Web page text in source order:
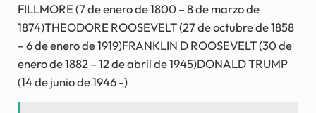
FILLMORE (7 de enero de 1800 – 8 de marzo de
1874)THEODORE ROOSEVELT (27 de octubre de 1858
– 6 de enero de 1919)FRANKLIN D ROOSEVELT (30 de
enero de 1882 – 12 de abril de 1945)DONALD TRUMP
(14 de junio de 1946 -)